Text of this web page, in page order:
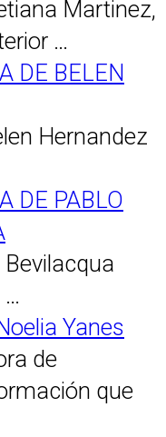
Martinez,
…
DE BELEN
Hernandez
DE PABLO
…
Yanes
de
que